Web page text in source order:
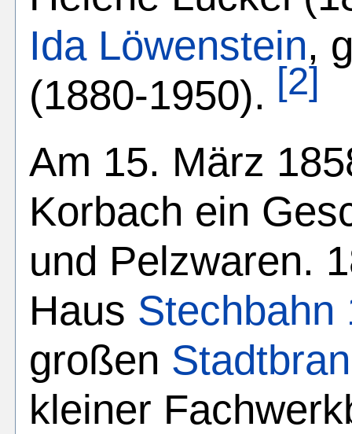
Ida Löwenstein,
(1880-1950). [2]
Am 15. März
Korbach ein
und Pelzwaren.
Haus Stechbahn
großen
kleiner